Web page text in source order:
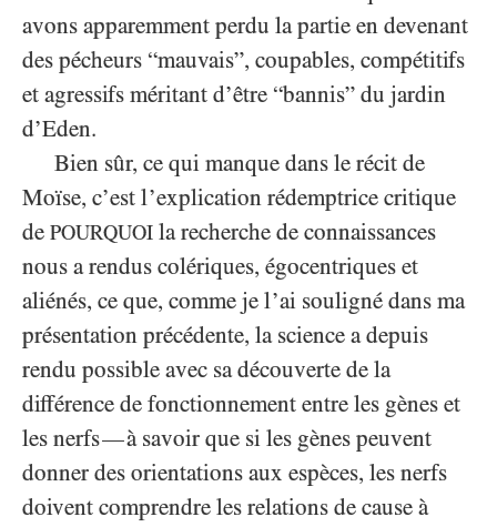
avons apparemment perdu la partie en devenant
des pécheurs “mauvais”, coupables, compétitifs
et agressifs méritant d’être “bannis” du jardin
d’Eden.
Bien sûr, ce qui manque dans le récit de
Moïse, c’est l’explication rédemptrice critique
de POURQUOI la recherche de connaissances
nous a rendus colériques, égocentriques et
aliénés, ce que, comme je l’ai souligné dans ma
présentation précédente, la science a depuis
rendu possible avec sa découverte de la
différence de fonctionnement entre les gènes et
les nerfs—à savoir que si les gènes peuvent
donner des orientations aux espèces, les nerfs
doivent comprendre les relations de cause à